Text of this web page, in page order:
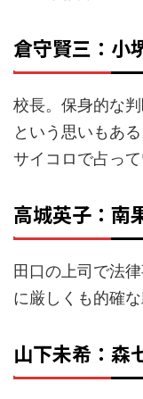
倉守賢三：小
校長。保身的な
という思いもあ
サイコロで占って
高城英子：南
田口の上司で法
に厳しくも的確な
山下未希：森